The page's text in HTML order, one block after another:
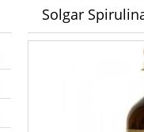
Solgar